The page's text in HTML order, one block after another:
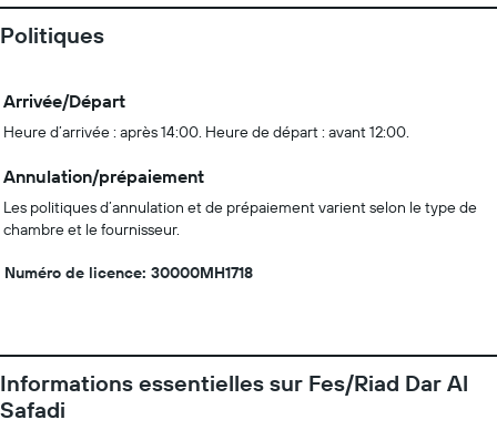
Politiques
Arrivée/Départ
Heure d’arrivée : après 14:00. Heure de départ : avant 12:00.
Annulation/prépaiement
Les politiques d’annulation et de prépaiement varient selon le type de
chambre et le fournisseur.
Numéro de licence: 30000MH1718
Informations essentielles sur Fes/Riad Dar Al
Safadi